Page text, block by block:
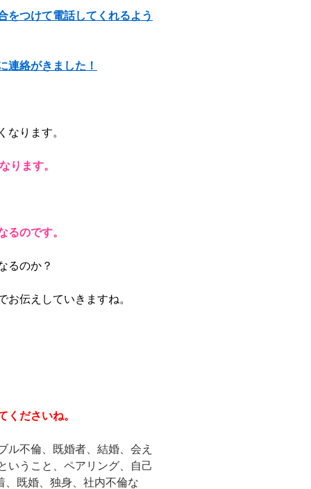
をつけて電話してくれるよう
連絡がきました！
ります。
ります。
のです。
るのか？
伝えしていきますね。
ださいね。
ル不倫、既婚者、結婚、会え
いうこと、ペアリング、自己
既婚、独身、社内不倫な